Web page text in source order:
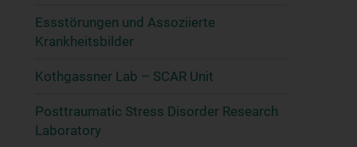
Essstörungen und Assoziierte
Krankheitsbilder
Kothgassner Lab – SCAR Unit
Posttraumatic Stress Disorder Research
Laboratory